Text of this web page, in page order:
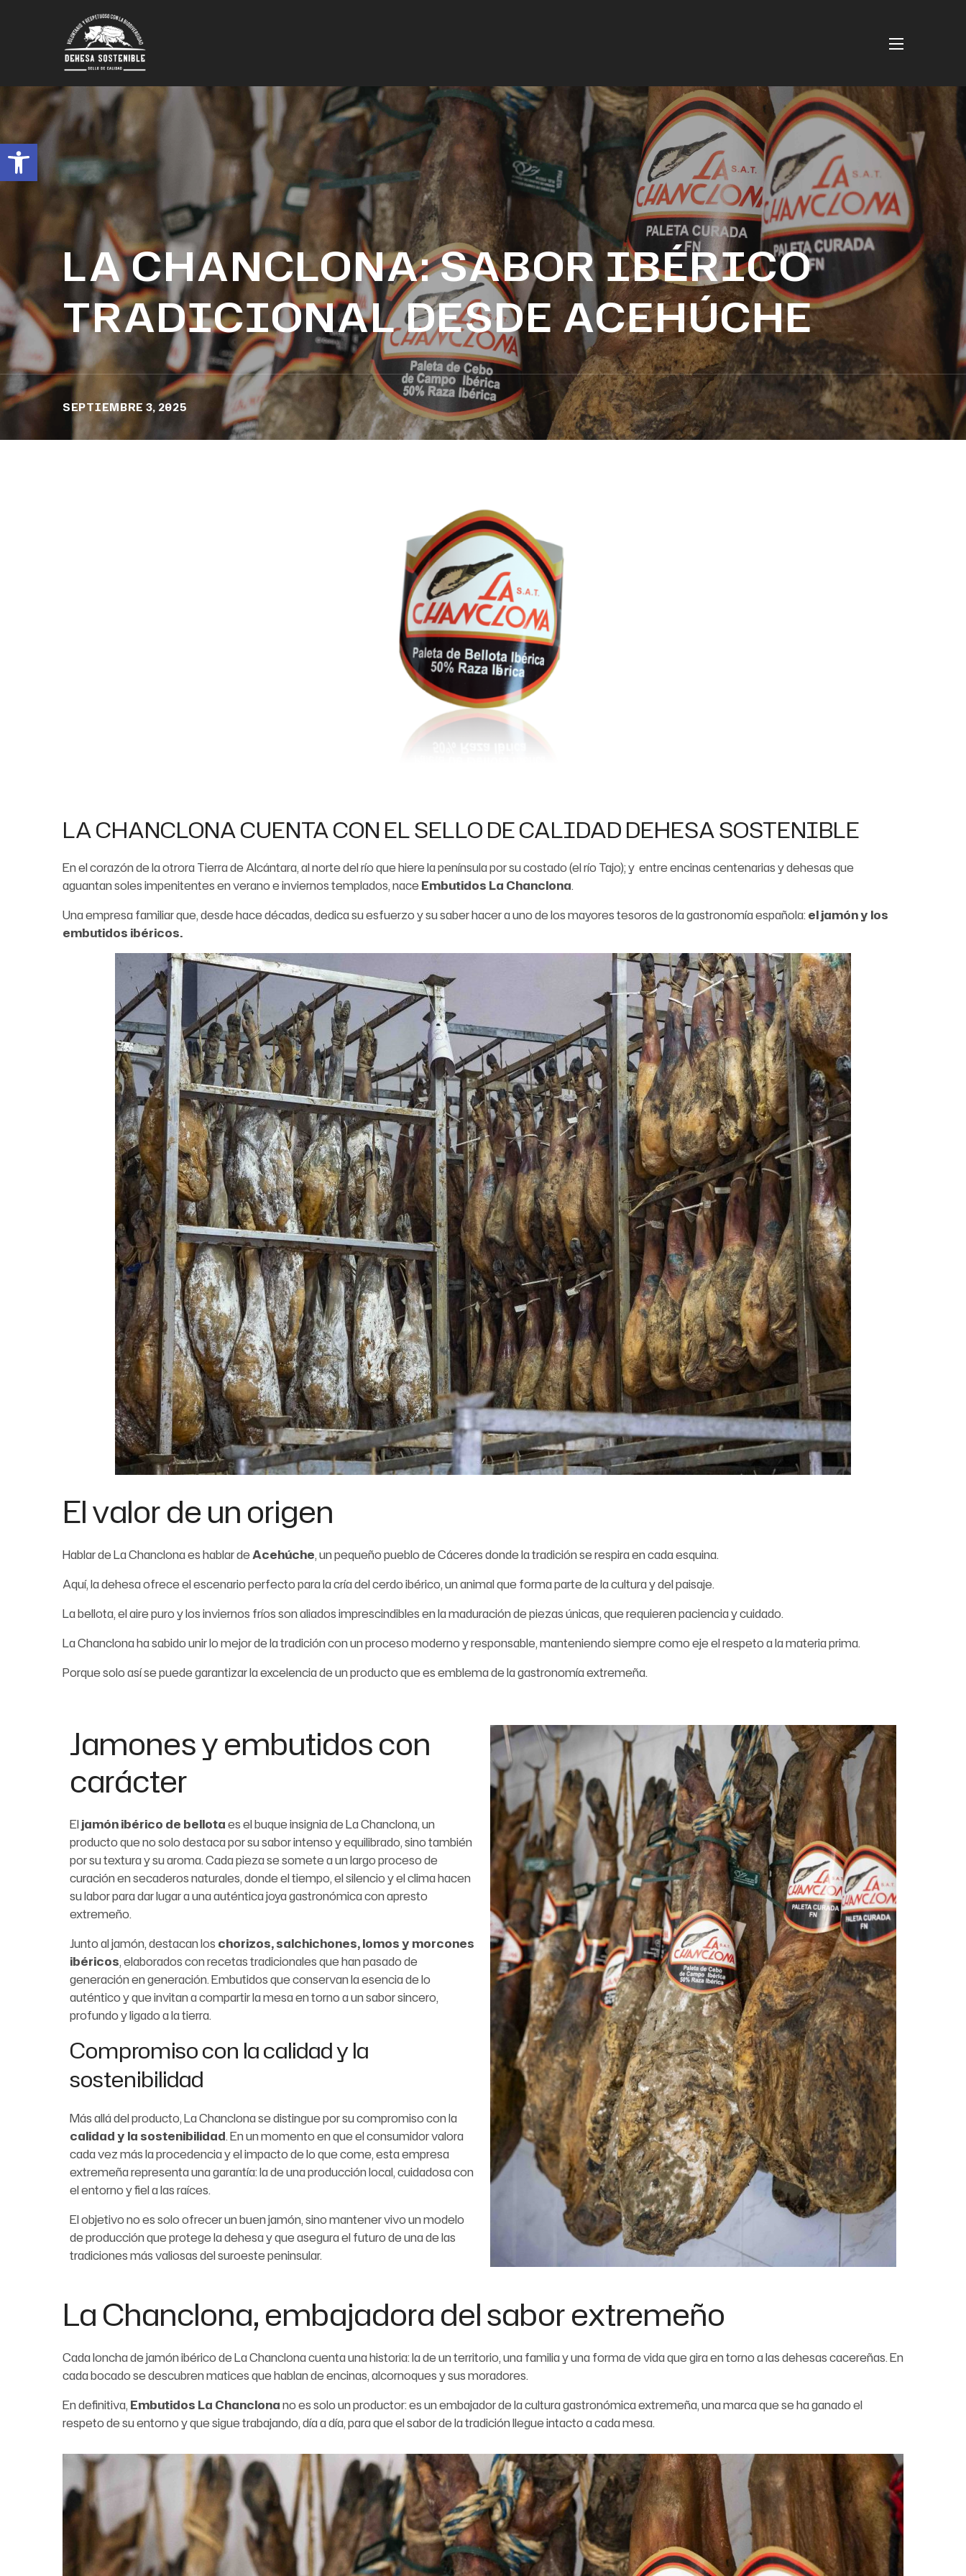
Abrir barra de herramientas
LA CHANCLONA: SABOR IBÉRICO
TRADICIONAL DESDE ACEHÚCHE
SEPTIEMBRE 3, 2025
LA CHANCLONA CUENTA CON EL SELLO DE CALIDAD DEHESA SOSTENIBLE
En el corazón de la otrora Tierra de Alcántara, al norte del río que hiere la península por su costado (el río Tajo); y entre encinas centenarias y dehesas que
aguantan soles impenitentes en verano e inviernos templados, naceEmbutidos La Chanclona.
Una empresa familiar que, desde hace décadas, dedica su esfuerzo y su saber hacer a uno de los mayores tesoros de la gastronomía española:el jamón y los
embutidos ibéricos.
El valor de un origen
Hablar de La Chanclona es hablar deAcehúche, un pequeño pueblo de Cáceres donde la tradición se respira en cada esquina.
Aquí, la dehesa ofrece el escenario perfecto para la cría del cerdo ibérico, un animal que forma parte de la cultura y del paisaje.
La bellota, el aire puro y los inviernos fríos son aliados imprescindibles en la maduración de piezas únicas, que requieren paciencia y cuidado.
La Chanclona ha sabido unir lo mejor de la tradición con un proceso moderno y responsable, manteniendo siempre como eje el respeto a la materia prima.
Porque solo así se puede garantizar la excelencia de un producto que es emblema de la gastronomía extremeña.
Jamones y embutidos con
carácter
Eljamón ibérico de bellotaes el buque insignia de La Chanclona, un
producto que no solo destaca por su sabor intenso y equilibrado, sino también
por su textura y su aroma. Cada pieza se somete a un largo proceso de
curación en secaderos naturales, donde el tiempo, el silencio y el clima hacen
su labor para dar lugar a una auténtica joya gastronómica con apresto
extremeño.
Junto al jamón, destacan los chorizos, salchichones, lomos y morcones
ibéricos, elaborados con recetas tradicionales que han pasado de
generación en generación. Embutidos que conservan la esencia de lo
auténtico y que invitan a compartir la mesa en torno a un sabor sincero,
profundo y ligado a la tierra.
Compromiso con la calidad y la
sostenibilidad
Más allá del producto, La Chanclona se distingue por su compromiso con la
calidad y la sostenibilidad. En un momento en que el consumidor valora
cada vez más la procedencia y el impacto de lo que come, esta empresa
extremeña representa una garantía: la de una producción local, cuidadosa con
el entorno y fiel a las raíces.
El objetivo no es solo ofrecer un buen jamón, sino mantener vivo un modelo
de producción que protege la dehesa y que asegura el futuro de una de las
tradiciones más valiosas del suroeste peninsular.
La Chanclona, embajadora del sabor extremeño
Cada loncha de jamón ibérico de La Chanclona cuenta una historia: la de un territorio, una familia y una forma de vida que gira en torno a las dehesas cacereñas. En
cada bocado se descubren matices que hablan de encinas, alcornoques y sus moradores.
En definitiva,Embutidos La Chanclonano es solo un productor: es un embajador de la cultura gastronómica extremeña, una marca que se ha ganado el
respeto de su entorno y que sigue trabajando, día a día, para que el sabor de la tradición llegue intacto a cada mesa.